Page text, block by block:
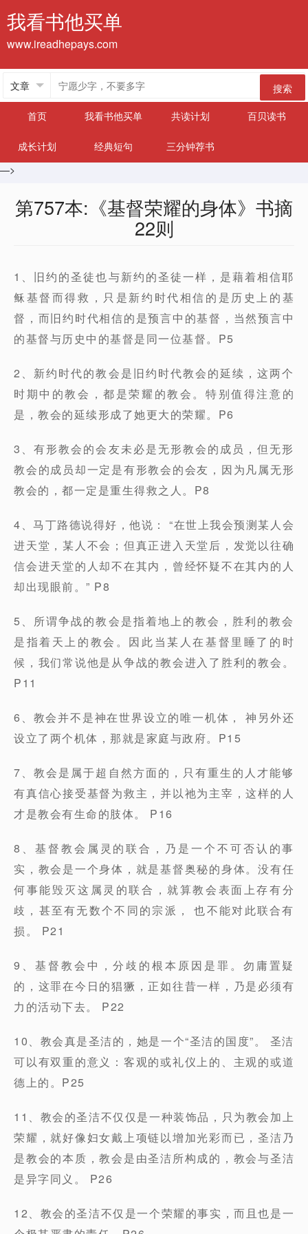
我看书他买单
www.ireadhepays.com
搜索
首页
我看书他买单 共读计划 百贝读书
成长计划 经典短句
三分钟荐书
—>
第757本:《基督荣耀的身体》书摘
22则
1、旧约的圣徒也与新约的圣徒一样，是藉着相信耶
稣基督而得救，只是新约时代相信的是历史上的基
督，而旧约时代相信的是预言中的基督，当然预言中
的基督与历史中的基督是同一位基督。P5
2、新约时代的教会是旧约时代教会的延续，这两个
时期中的教会，都是荣耀的教会。特别值得注意的
是，教会的延续形成了她更大的荣耀。P6
3、有形教会的会友未必是无形教会的成员，但无形
教会的成员却一定是有形教会的会友，因为凡属无形
教会的，都一定是重生得救之人。P8
4、马丁路德说得好，他说： “在世上我会预测某人会
进天堂，某人不会；但真正进入天堂后，发觉以往确
信会进天堂的人却不在其内，曾经怀疑不在其内的人
却出现眼前。” P8
5、所谓争战的教会是指着地上的教会，胜利的教会
是指着天上的教会。因此当某人在基督里睡了的时
候，我们常说他是从争战的教会进入了胜利的教会。
P11
6、教会并不是神在世界设立的唯一机体， 神另外还
设立了两个机体，那就是家庭与政府。P15
7、教会是属于超自然方面的，只有重生的人才能够
有真信心接受基督为救主，并以祂为主宰，这样的人
才是教会有生命的肢体。 P16
8、基督教会属灵的联合，乃是一个不可否认的事
实，教会是一个身体，就是基督奥秘的身体。没有任
何事能毁灭这属灵的联合，就算教会表面上存有分
歧，甚至有无数个不同的宗派， 也不能对此联合有
损。 P21
9、基督教会中，分歧的根本原因是罪。勿庸置疑
的，这罪在今日的猖獗，正如往昔一样，乃是必须有
力的活动下去。 P22
10、教会真是圣洁的，她是一个“圣洁的国度”。 圣洁
可以有双重的意义：客观的或礼仪上的、主观的或道
德上的。P25
11、教会的圣洁不仅仅是一种装饰品，只为教会加上
荣耀，就好像妇女戴上项链以增加光彩而已，圣洁乃
是教会的本质，教会是由圣洁所构成的，教会与圣洁
是异字同义。 P26
12、教会的圣洁不仅是一个荣耀的事实，而且也是一